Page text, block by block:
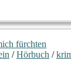
/Hörbuch /